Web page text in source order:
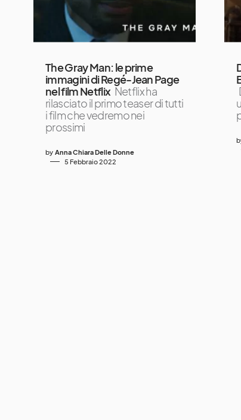
The Gray Man: le prime
immagini di Regé-Jean Page
nel film Netflix Netflix ha
rilasciato il primo teaser di tutti
i film che vedremo nei
prossimi
by Anna Chiara Delle Donne
5 Febbraio 2022